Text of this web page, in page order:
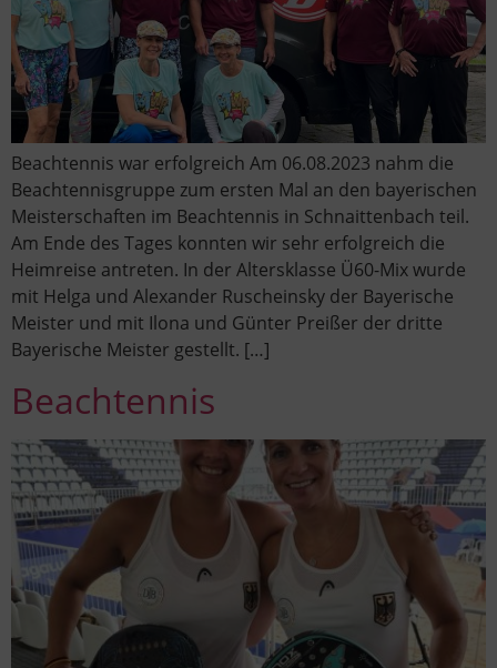
Beachtennis war erfolgreich Am 06.08.2023 nahm die
Beachtennisgruppe zum ersten Mal an den bayerischen
Meisterschaften im Beachtennis in Schnaittenbach teil.
Am Ende des Tages konnten wir sehr erfolgreich die
Heimreise antreten. In der Altersklasse Ü60-Mix wurde
mit Helga und Alexander Ruscheinsky der Bayerische
Meister und mit Ilona und Günter Preißer der dritte
Bayerische Meister gestellt. […]
Beachtennis